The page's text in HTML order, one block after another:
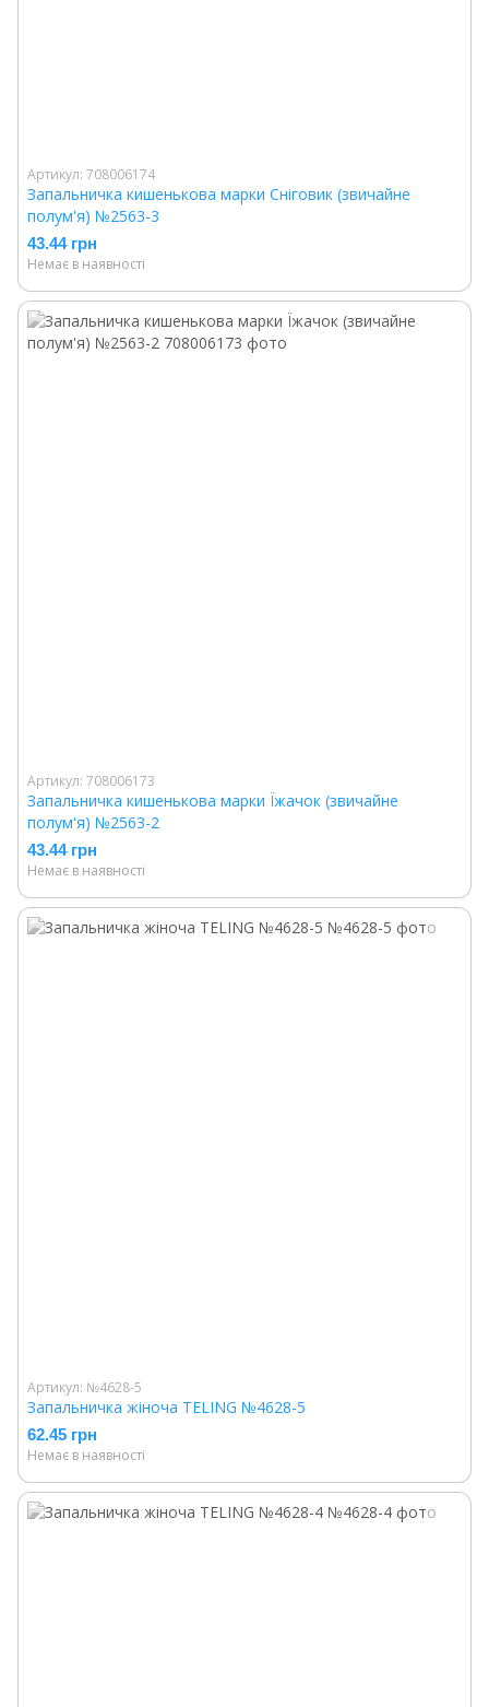
Артикул: 708006174
Запальничка кишенькова марки Сніговик (звичайне
полум'я) №2563-3
43.44 грн
Немає в наявності
Артикул: 708006173
Запальничка кишенькова марки Їжачок (звичайне
полум'я) №2563-2
43.44 грн
Немає в наявності
Артикул: №4628-5
Запальничка жіноча TELING №4628-5
62.45 грн
Немає в наявності